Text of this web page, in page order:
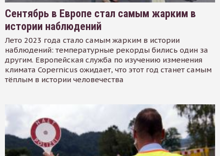
Сентябрь в Европе стал самым жарким в
истории наблюдений
Лето 2023 года стало самым жарким в истории
наблюдений: температурные рекорды бились один за
другим. Европейская служба по изучению изменения
климата Copernicus ожидает, что этот год станет самым
тёплым в истории человечества